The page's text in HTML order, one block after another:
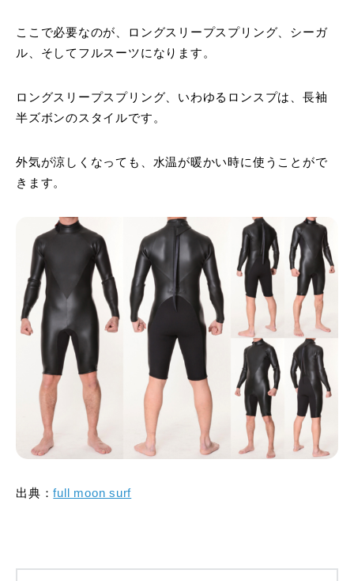
ここで必要なのが、ロングスリープスプリング、シーガ
ル、そしてフルスーツになります。
ロングスリープスプリング、いわゆるロンスプは、長袖
半ズボンのスタイルです。
外気が涼しくなっても、水温が暖かい時に使うことがで
きます。
出典：full moon surf